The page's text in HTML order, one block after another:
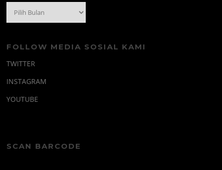
FOLLOW MEDIA SOSIAL KAMI
TWITTER
INSTAGRAM
YOUTUBE
SCAN BARCODE